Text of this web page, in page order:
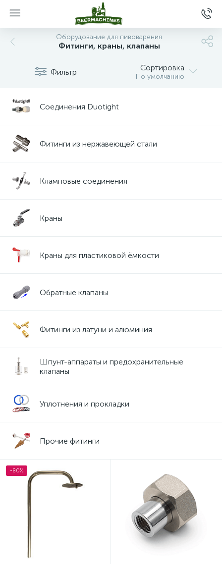
Оборудование для пивоварения
Фитинги, краны, клапаны
Фильтр Сортировка
По умолчанию
Соединения Duotight
Фитинги из нержавеющей стали
Кламповые соединения
Краны
Краны для пластиковой ёмкости
Обратные клапаны
Фитинги из латуни и алюминия
Шпунт-аппараты и предохранительные
клапаны
Уплотнения и прокладки
Прочие фитинги
-80%